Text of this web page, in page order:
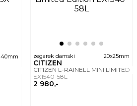
40mm zegarek damski 20x25mm
CITIZEN
CITIZEN L-RAINELL MINI LIMITED
EX1540-58L
2 980,-